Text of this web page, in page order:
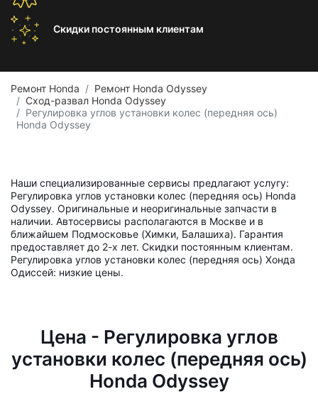
Скидки постоянным клиентам
Ремонт Honda
Ремонт Honda Odyssey
Сход-развал Honda Odyssey
Регулировка углов установки колес (передняя ось)
Honda Odyssey
Наши специализированные сервисы предлагают услугу:
Регулировка углов установки колес (передняя ось) Honda
Odyssey. Оригинальные и неоригинальные запчасти в
наличии. Автосервисы располагаются в Москве и в
ближайшем Подмосковье (Химки, Балашиха). Гарантия
предоставляет до 2-х лет. Скидки постоянным клиентам.
Регулировка углов установки колес (передняя ось) Хонда
Одиссей: низкие цены.
Цена - Регулировка углов
установки колес (передняя ось)
Honda Odyssey